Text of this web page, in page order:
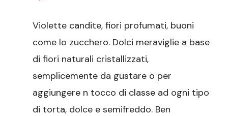
Violette candite, fiori profumati, buoni
come lo zucchero. Dolci meraviglie a base
di fiori naturali cristallizzati,
semplicemente da gustare o per
aggiungere n tocco di classe ad ogni tipo
di torta, dolce e semifreddo. Ben